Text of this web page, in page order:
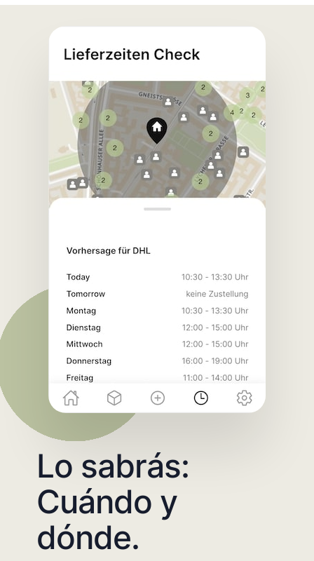
Lo sabrás:
Cuándo y
dónde.